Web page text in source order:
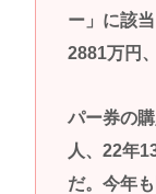
ー」に該
2881万円
パー券の
人、22年
だ。今年